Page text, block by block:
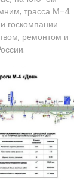
трасса М-4
госкомпании
ремонтом и